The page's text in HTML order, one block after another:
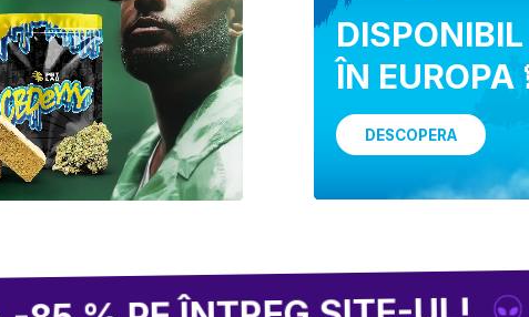
DISPONIBIL
ÎN EUROPA
DESCOPERA